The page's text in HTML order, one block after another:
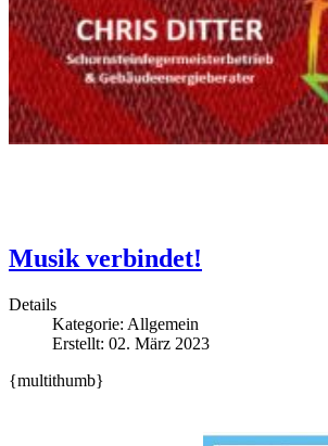
Musik verbindet!
Details
Kategorie: Allgemein
Erstellt: 02. März 2023
{multithumb}